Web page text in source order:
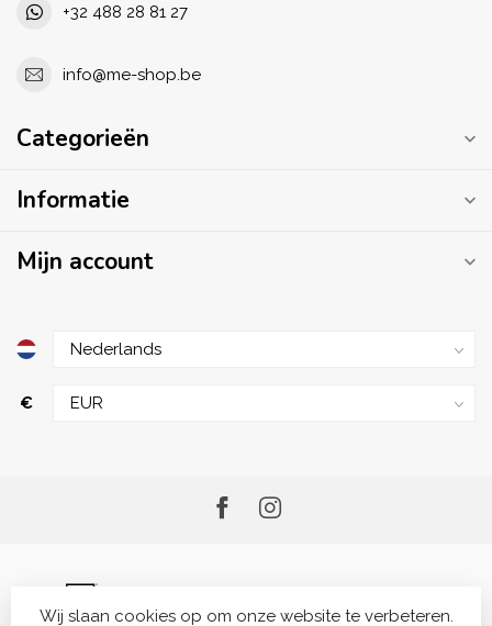
+32 488 28 81 27
info@me-shop.be
Categorieën
Informatie
Mijn account
€
Wij slaan cookies op om onze website te verbeteren.